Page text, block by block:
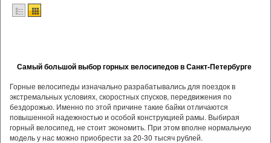
Самый большой выбор горных велосипедов в Санкт-Петербурге
Горные велосипеды изначально разрабатывались для поездок в
экстремальных условиях, скоростных спусков, передвижения по
бездорожью. Именно по этой причине такие байки отличаются
повышенной надежностью и особой конструкцией рамы. Выбирая
горный велосипед, не стоит экономить. При этом вполне нормальную
модель у нас можно приобрести за 20-30 тысяч рублей.